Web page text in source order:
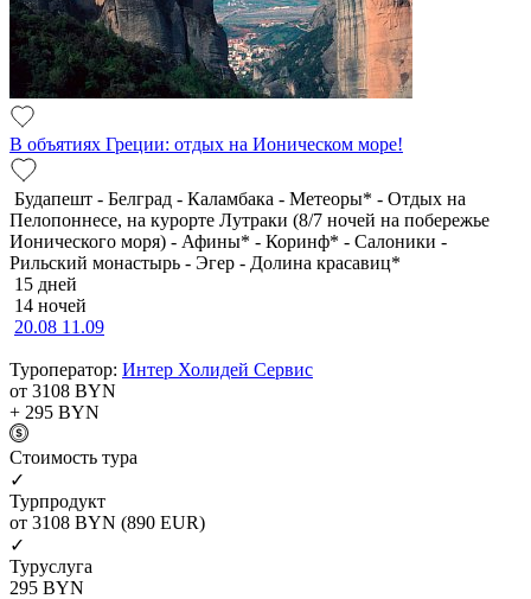
В объятиях Греции: отдых на Ионическом море!
Будапешт - Белград - Каламбака - Метеоры* - Отдых на
Пелопоннесе, на курорте Лутраки (8/7 ночей на побережье
Ионического моря) - Афины* - Коринф* - Салоники -
Рильский монастырь - Эгер - Долина красавиц*
15 дней
14 ночей
20.08 11.09
Туроператор: Интер Холидей Сервис
от 3108 BYN
+ 295 BYN
Cтоимость тура
✓
Турпродукт
от 3108 BYN (890 EUR)
✓
Туруслуга
295 BYN